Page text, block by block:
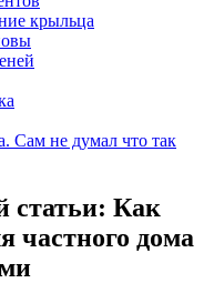
крыльца
Сам не думал что так
статьи: Как
частного дома